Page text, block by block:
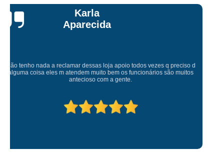
Talita Scarpini
Atendimento de primeira! Sempre muito atenciosos com a gente, Silvete tá
de parabéns pelo atendimento.